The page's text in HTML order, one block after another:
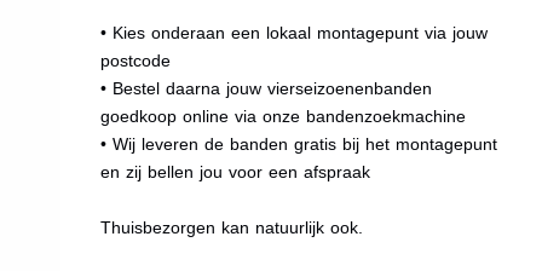
• Kies onderaan een lokaal montagepunt via jouw
postcode
• Bestel daarna jouw vierseizoenenbanden
goedkoop online via onze bandenzoekmachine
• Wij leveren de banden gratis bij het montagepunt
en zij bellen jou voor een afspraak
Thuisbezorgen kan natuurlijk ook.